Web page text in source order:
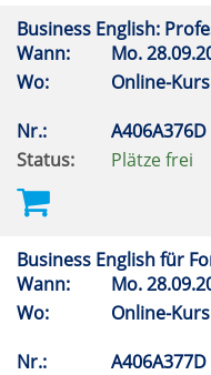
Business English:
Wann:
Mo.
Wo:
Online-Kurs
Nr.:
A406A376D
Status:
Plätze frei
Business English für
Wann:
Mo.
Wo:
Online-Kurs
Nr.:
A406A377D